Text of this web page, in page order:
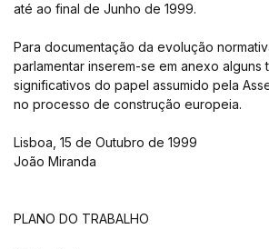
até ao final de Junho de 1999.
Para documentação da evolução
parlamentar inserem-se em anexo alguns
significativos do papel assumido pela
no processo de construção europeia.
Lisboa, 15 de Outubro de 1999
João Miranda
PLANO DO TRABALHO